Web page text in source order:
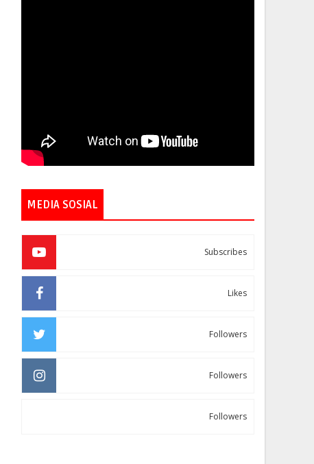
MEDIA SOSIAL
Subscribes
Likes
Followers
Followers
Followers